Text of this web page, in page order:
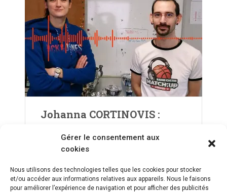
Gérer le consentement aux
cookies
Nous utilisons des technologies telles que les cookies pour stocker
et/ou accéder aux informations relatives aux appareils. Nous le faisons
pour améliorer l’expérience de navigation et pour afficher des publicités
Johanna CORTINOVIS :
Responsable du Centre de
– LFB